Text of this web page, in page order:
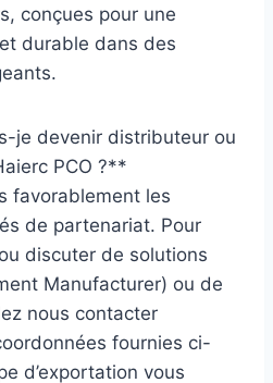
conçues pour une
durable dans des
je devenir distributeur ou
PCO ?**
favorablement les
de partenariat. Pour
discuter de solutions
Manufacturer) ou de
nous contacter
fournies ci-
d’exportation vous